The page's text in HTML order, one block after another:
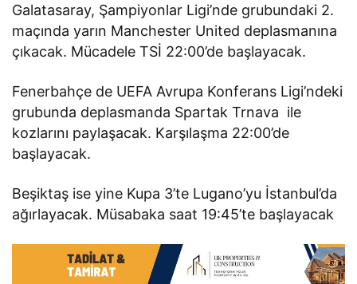
Galatasaray, Şampiyonlar Ligi’nde grubundaki 2.
maçında yarın Manchester United deplasmanına
çıkacak. Mücadele TSİ 22:00’de başlayacak.
Fenerbahçe de UEFA Avrupa Konferans Ligi’ndeki
grubunda deplasmanda Spartak Trnava ile
kozlarını paylaşacak. Karşılaşma 22:00’de
başlayacak.
Beşiktaş ise yine Kupa 3’te Lugano’yu İstanbul’da
ağırlayacak. Müsabaka saat 19:45’te başlayacak